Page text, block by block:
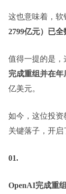
这也意味着，软
2799亿元）已全
值得一提的是，
完成重组并在
亿美元。
如今，这位投
关键落子，开启
01.
OpenAI完成重